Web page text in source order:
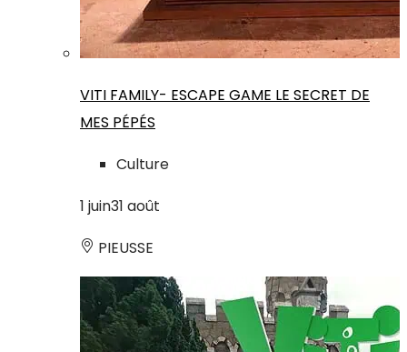
VITI FAMILY- ESCAPE GAME LE SECRET DE
MES PÉPÉS
Culture
1 juin31 août
PIEUSSE